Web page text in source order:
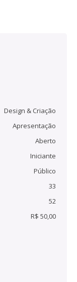
Design & Criação
Apresentação
Aberto
Iniciante
Público
33
52
R$ 50,00